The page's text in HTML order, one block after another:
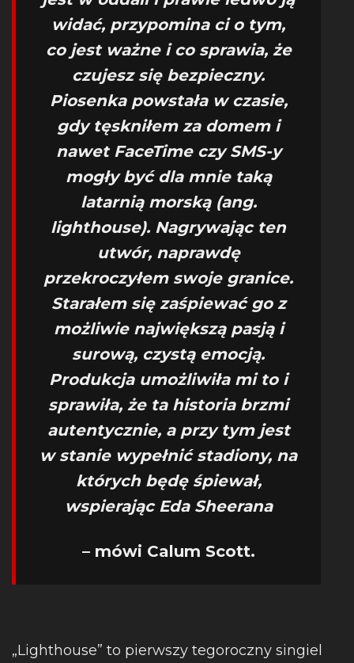
widać, przypomina ci o tym,
co jest ważne i co sprawia, że
czujesz się bezpieczny.
Piosenka powstała w czasie,
gdy tęskniłem za domem i
nawet FaceTime czy SMS-y
mogły być dla mnie taką
latarnią morską (ang.
lighthouse). Nagrywając ten
utwór, naprawdę
przekroczyłem swoje granice.
Starałem się zaśpiewać go z
możliwie największą pasją i
surową, czystą emocją.
Produkcja umożliwiła mi to i
sprawiła, że ta historia brzmi
autentycznie, a przy tym jest
w stanie wypełnić stadiony, na
których będę śpiewał,
wspierając Eda Sheerana
– mówi Calum Scott.
„Lighthouse” to pierwszy tegoroczny singiel